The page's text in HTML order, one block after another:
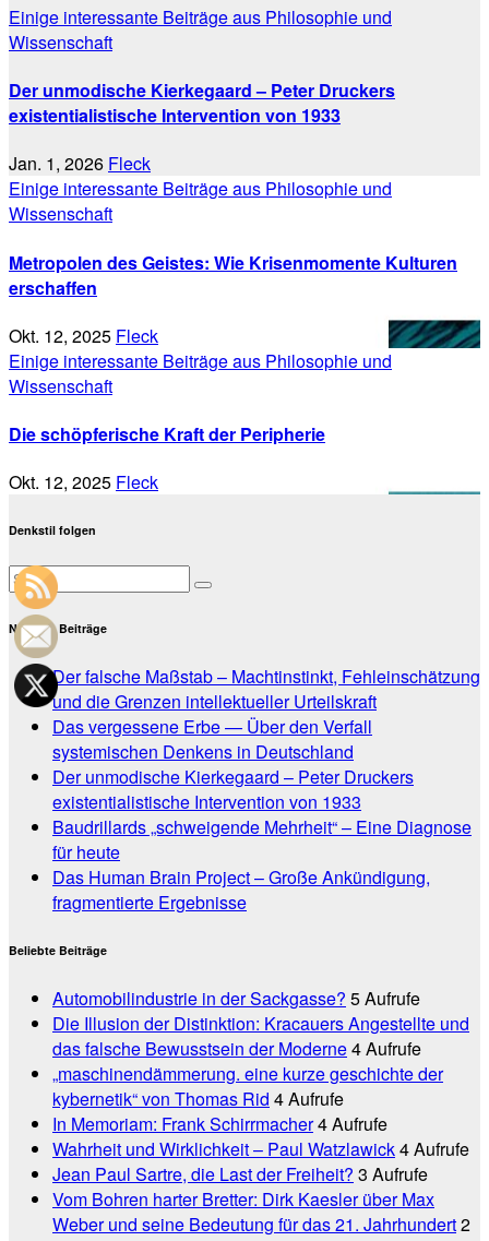
Einige interessante Beiträge aus Philosophie und
Wissenschaft
Der unmodische Kierkegaard – Peter Druckers
existentialistische Intervention von 1933
Jan. 1, 2026 Fleck
Einige interessante Beiträge aus Philosophie und
Wissenschaft
Metropolen des Geistes: Wie Krisenmomente Kulturen
erschaffen
Okt. 12, 2025 Fleck
Einige interessante Beiträge aus Philosophie und
Wissenschaft
Die schöpferische Kraft der Peripherie
Okt. 12, 2025 Fleck
Denkstil folgen
Neueste Beiträge
Der falsche Maßstab – Machtinstinkt, Fehleinschätzung
und die Grenzen intellektueller Urteilskraft
Das vergessene Erbe — Über den Verfall
systemischen Denkens in Deutschland
Der unmodische Kierkegaard – Peter Druckers
existentialistische Intervention von 1933
Baudrillards „schweigende Mehrheit“ – Eine Diagnose
für heute
Das Human Brain Project – Große Ankündigung,
fragmentierte Ergebnisse
Beliebte Beiträge
Automobilindustrie in der Sackgasse? 5 Aufrufe
Die Illusion der Distinktion: Kracauers Angestellte und
das falsche Bewusstsein der Moderne4 Aufrufe
„maschinendämmerung. eine kurze geschichte der
kybernetik“ von Thomas Rid 4 Aufrufe
In Memoriam: Frank Schirrmacher4 Aufrufe
Wahrheit und Wirklichkeit – Paul Watzlawick4 Aufrufe
Jean Paul Sartre, die Last der Freiheit? 3 Aufrufe
Vom Bohren harter Bretter: Dirk Kaesler über Max
Weber und seine Bedeutung für das 21. Jahrhundert2